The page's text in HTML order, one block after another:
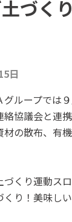
土づく
日
ループでは
絡協議会と連
の散布、有
くり運動ス
り！美味しい